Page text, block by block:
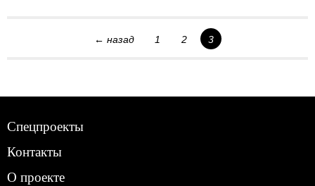
← назад 1 2 3
Спецпроекты
Контакты
О проекте